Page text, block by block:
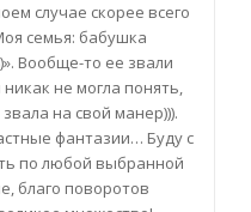
случае скорее всего
семья: бабушка
Вообще-то ее звали
не могла понять,
на свой манер))).
фантазии… Буду с
по любой выбранной
благо поворотов